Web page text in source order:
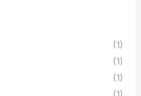
(1)
(1)
(1)